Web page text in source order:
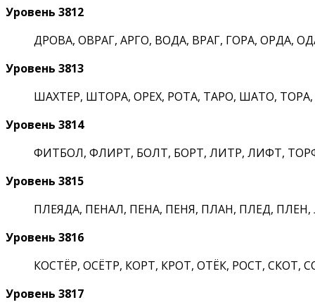
Уровень 3812
ДРОВА, ОВРАГ, АРГО, ВОДА, ВРАГ, ГОРА, ОРДА,
Уровень 3813
ШАХТЕР, ШТОРА, ОРЕХ, РОТА, ТАРО, ШАТО,
Уровень 3814
ФИТБОЛ, ФЛИРТ, БОЛТ, БОРТ, ЛИТР, ЛИФТ,
Уровень 3815
ПЛЕЯДА, ПЕНАЛ, ПЕНА, ПЕНЯ, ПЛАН, ПЛЕД, ПЛЕН,
Уровень 3816
КОСТЁР, ОСЁТР, КОРТ, КРОТ, ОТЁК, РОСТ, СКОТ,
Уровень 3817